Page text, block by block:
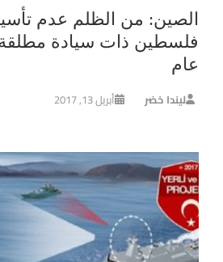
الصين: من الظلم عدم
عام
ليندا خضر أبريل 13, 2017